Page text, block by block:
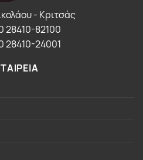
- Κριτσάς
28410-82100
28410-24001